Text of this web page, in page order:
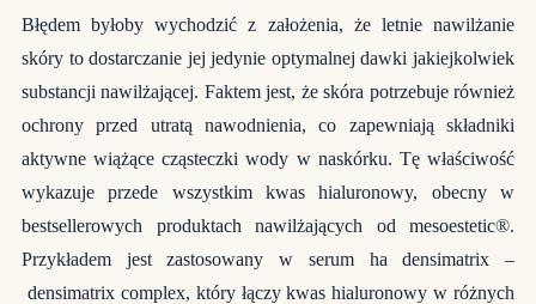
Błędem byłoby wychodzić z założenia, że letnie nawilżanie
skóry to dostarczanie jej jedynie optymalnej dawki jakiejkolwiek
substancji nawilżającej. Faktem jest, że skóra potrzebuje również
ochrony przed utratą nawodnienia, co zapewniają składniki
aktywne wiążące cząsteczki wody w naskórku. Tę właściwość
wykazuje przede wszystkim kwas hialuronowy, obecny w
bestsellerowych produktach nawilżających od mesoestetic®.
Przykładem jest zastosowany w serum ha densimatrix –
densimatrix complex, który łączy kwas hialuronowy w różnych